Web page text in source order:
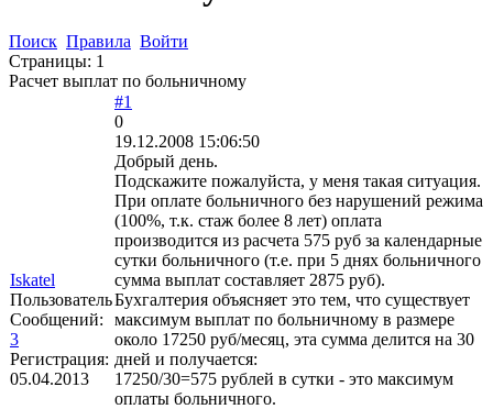
Поиск Правила Войти
Страницы: 1
Расчет выплат по больничному
Iskatel
Пользователь
Сообщений:
3
Регистрация:
05.04.2013
#1
0
19.12.2008 15:06:50
Добрый день.
Подскажите пожалуйста, у меня такая ситуация.
При оплате больничного без нарушений режима
(100%, т.к. стаж более 8 лет) оплата
производится из расчета 575 руб за календарные
сутки больничного (т.е. при 5 днях больничного
сумма выплат составляет 2875 руб).
Бухгалтерия объясняет это тем, что существует
максимум выплат по больничному в размере
около 17250 руб/месяц, эта сумма делится на 30
дней и получается:
17250/30=575 рублей в сутки - это максимум
оплаты больничного.